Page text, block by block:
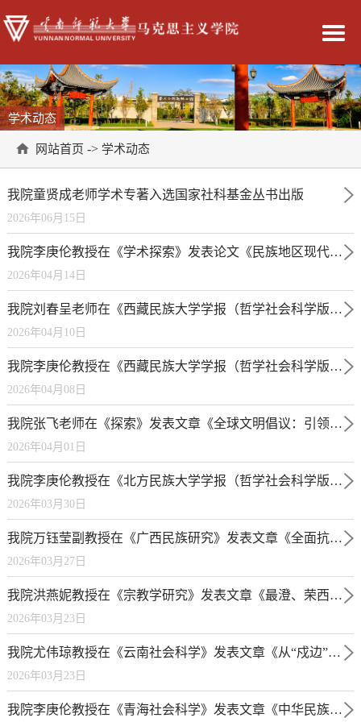
学术动态
网站首页 -> 学术动态
我院童贤成老师学术专著入选国家社科基金丛书出版
2026年06月15日
我院李庚伦教授在《学术探索》发表论文《民族地区现代化与中华民族现代文明的内在机理》
2026年04月14日
我院刘春呈老师在《西藏民族大学学报（哲学社会科学版）》发表论文《交往交流交融视域下国家通用语言文字普及进路》
2026年04月10日
我院李庚伦教授在《西藏民族大学学报（哲学社会科学版）》发表论文《“五个共同”与中国边疆学自主知识体系的理论建构》
2026年04月08日
我院张飞老师在《探索》发表文章《全球文明倡议：引领文明和谐共生的人类文明新叙事》
2026年04月01日
我院李庚伦教授在《北方民族大学学报（哲学社会科学版）》发表文章《“五个共同”是中华民族共同体意识的历史根基》
2026年03月30日
我院万钰莹副教授在《广西民族研究》发表文章《全面抗战时期《新华日报》的中华民族话语研究》
2026年03月27日
我院洪燕妮教授在《宗教学研究》发表文章《最澄、荣西、道元与牛头禅的关涉——兼论牛头禅在日本的传播及影响》
2026年03月23日
我院尤伟琼教授在《云南社会科学》发表文章《从“戍边”到“睦边”：边境村寨治理的范式》
2026年03月23日
我院李庚伦教授在《青海社会科学》发表文章《中华民族共同体建设的“五个共同”意涵与实践进路》